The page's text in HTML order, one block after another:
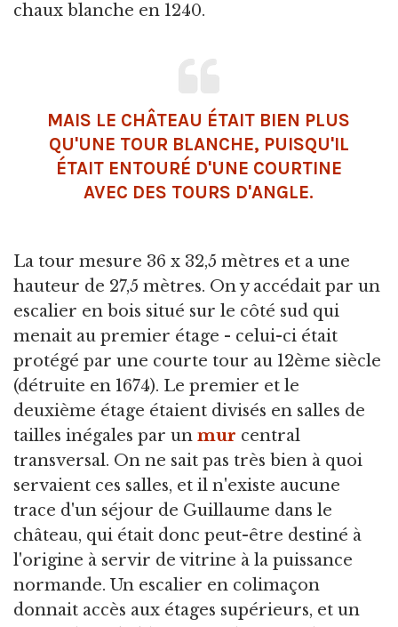
chaux blanche en 1240.
MAIS LE CHÂTEAU ÉTAIT BIEN PLUS
QU'UNE TOUR BLANCHE, PUISQU'IL
ÉTAIT ENTOURÉ D'UNE COURTINE
AVEC DES TOURS D'ANGLE.
La tour mesure 36 x 32,5 mètres et a une
hauteur de 27,5 mètres. On y accédait par un
escalier en bois situé sur le côté sud qui
menait au premier étage - celui-ci était
protégé par une courte tour au 12ème siècle
(détruite en 1674). Le premier et le
deuxième étage étaient divisés en salles de
tailles inégales par un mur central
transversal. On ne sait pas très bien à quoi
servaient ces salles, et il n'existe aucune
trace d'un séjour de Guillaume dans le
château, qui était donc peut-être destiné à
l'origine à servir de vitrine à la puissance
normande. Un escalier en colimaçon
donnait accès aux étages supérieurs, et un